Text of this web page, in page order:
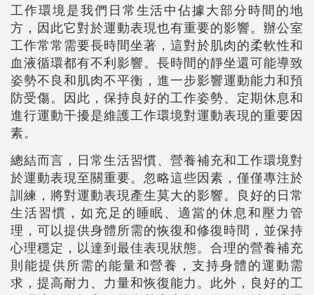
工作環境是我們日常生活中佔據大部分時間的地
方，因此它對於運動表現也有重要的影響。辦公室
工作常常需要長時間坐著，這對於肌肉的柔軟性和
血液循環都有不利影響。長時間的靜坐還可能導致
姿勢不良和肌肉不平衡，進一步影響運動能力和預
防受傷。因此，保持良好的工作姿勢、定期休息和
進行運動干擾是維護工作環境對運動表現的重要因
素。
總結而言，日常生活習慣、營養補充和工作環境對
於運動表現至關重要。忽略這些因素，僅僅專注於
訓練，將對運動表現產生莫大的影響。良好的日常
生活習慣，如充足的睡眠、適當的休息和壓力管
理，可以提供身體所需的恢復和修復時間，並保持
心理穩定，以達到最佳表現狀態。合理的營養補充
則能提供所需的能量和營養，支持身體的運動需
求，提高耐力、力量和恢復能力。此外，良好的工